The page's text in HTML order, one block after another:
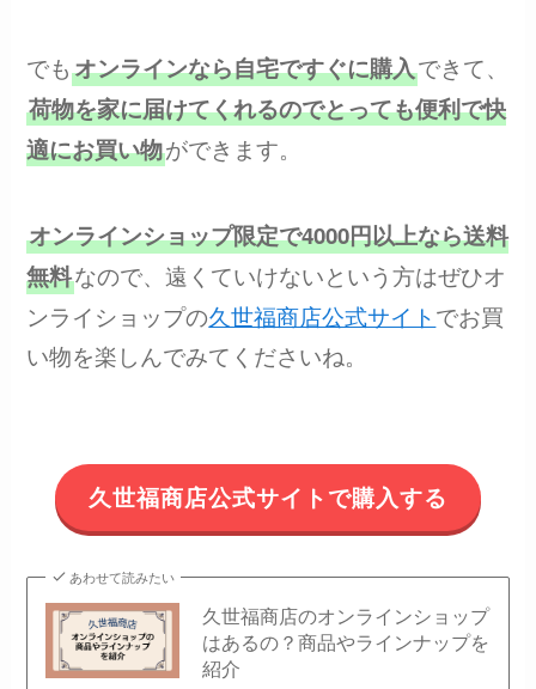
でもオンラインなら自宅ですぐに購入できて、
荷物を家に届けてくれるのでとっても便利で快
適にお買い物ができます。
オンラインショップ限定で4000円以上なら送料
無料なので、遠くていけないという方はぜひオ
ンライショップの久世福商店公式サイトでお買
い物を楽しんでみてくださいね。
久世福商店公式サイトで購入する
あわせて読みたい
久世福商店のオンラインショップ
はあるの？商品やラインナップを
紹介